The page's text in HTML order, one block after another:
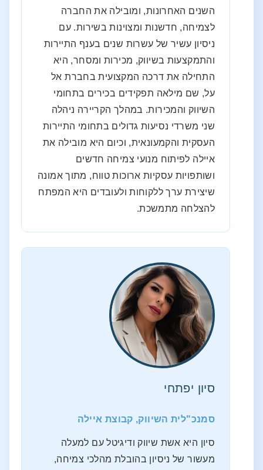
השנים האחרונות, ומובילה את החברה
לצמיחה, חדשנות ומצוינות בשירות. עם
ניסיון עשיר של עשרות שנים בענף התיירות
והתמקצעות בשיווק, מכירות ומסחר, היא
התחילה את דרכה המקצועית בחברת אל
על, שם מילאה תפקידים בכירים בתחומי
השיווק והמכירות. במהלך הקריירה ניהלה
שני משרדי נסיעות גדולים בתחומי התיירות
העסקית והקמעונאית, וכיום היא מובילה את
איילה לפיתוח מנועי צמיחה חדשים
ושותפויות עסקיות ארוכות טווח, מתוך אמונה
שיצירת ערך ללקוחות ולעובדים היא המפתח
להצלחה מתמשכת.
סיון יפתחי
סמנכ"לית השיווק, קבוצת איילה
סיון היא אשת שיווק ודיגיטל עם למעלה
מעשור של ניסיון בהובלת מהלכי צמיחה,